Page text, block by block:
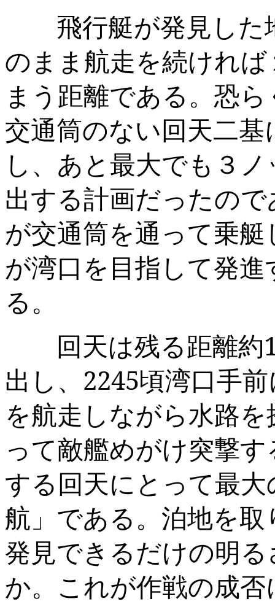
飛行艇が発見した
のまま航走を続けれ
まう距離である。恐
交通筒のない回天二
し、あと最大でも３
出する計画だったの
が交通筒を通って乗
が湾口を目指して発
る。
回天は残る距離約
出し、 2245頃湾口手
を航走しながら水路
って敵艦めがけ突撃
する回天にとって最
航」である。泊地を
発見できるだけの明
か。これが作戦の成